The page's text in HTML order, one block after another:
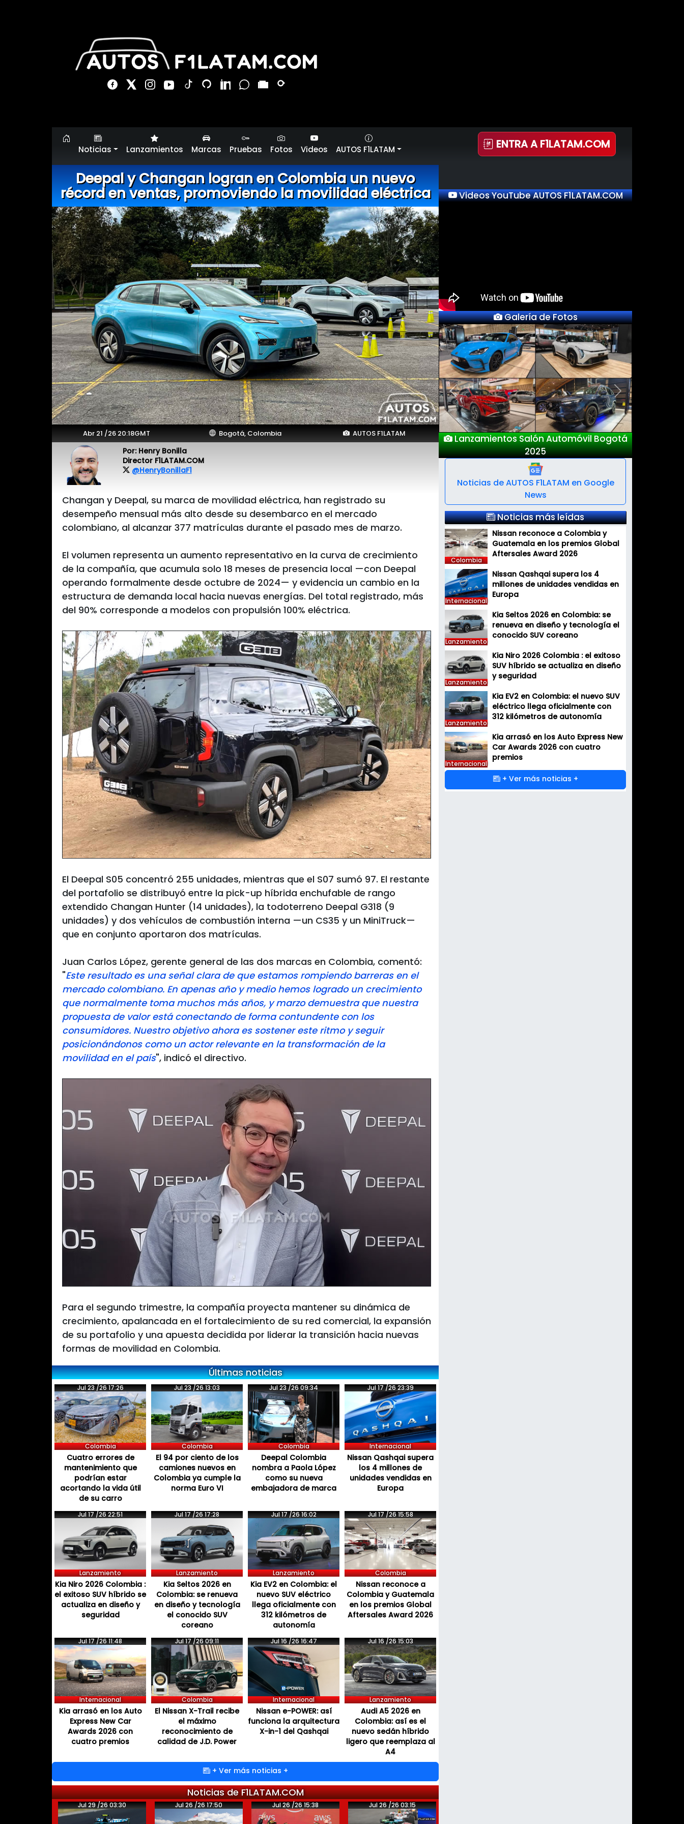
Noticias Lanzamientos Marcas Pruebas Fotos Videos AUTOS F1LATAM ENTRA A F1LATAM.COM
Deepal y Changan logran en Colombia un nuevo
récord en ventas, promoviendo la movilidad eléctrica
Abr 21 /26 20:18GMT Bogotá, Colombia AUTOS F1LATAM
Por: Henry Bonilla
Director F1LATAM.COM
@HenryBonillaF1
Changan y Deepal, su marca de movilidad eléctrica, han registrado su
desempeño mensual más alto desde su desembarco en el mercado
colombiano, al alcanzar 377 matrículas durante el pasado mes de marzo.
El volumen representa un aumento representativo en la curva de crecimiento
de la compañía, que acumula solo 18 meses de presencia local —con Deepal
operando formalmente desde octubre de 2024— y evidencia un cambio en la
estructura de demanda local hacia nuevas energías. Del total registrado, más
del 90% corresponde a modelos con propulsión 100% eléctrica.
El Deepal S05 concentró 255 unidades, mientras que el S07 sumó 97. El restante
del portafolio se distribuyó entre la pick-up híbrida enchufable de rango
extendido Changan Hunter (14 unidades), la todoterreno Deepal G318 (9
unidades) y dos vehículos de combustión interna —un CS35 y un MiniTruck—
que en conjunto aportaron dos matrículas.
Juan Carlos López, gerente general de las dos marcas en Colombia, comentó:
"Este resultado es una señal clara de que estamos rompiendo barreras en el
mercado colombiano. En apenas año y medio hemos logrado un crecimiento
que normalmente toma muchos más años, y marzo demuestra que nuestra
propuesta de valor está conectando de forma contundente con los
consumidores. Nuestro objetivo ahora es sostener este ritmo y seguir
posicionándonos como un actor relevante en la transformación de la
movilidad en el país", indicó el directivo.
Para el segundo trimestre, la compañía proyecta mantener su dinámica de
crecimiento, apalancada en el fortalecimiento de su red comercial, la expansión
de su portafolio y una apuesta decidida por liderar la transición hacia nuevas
formas de movilidad en Colombia.
Últimas noticias
Jul 23 /26 17:26
Colombia
Cuatro errores de
mantenimiento que
podrían estar
acortando la vida útil
de su carro
Jul 23 /26 13:03
Colombia
El 94 por ciento de los
camiones nuevos en
Colombia ya cumple la
norma Euro VI
Jul 23 /26 09:34
Colombia
Deepal Colombia
nombra a Paola López
como su nueva
embajadora de marca
Jul 17 /26 23:39
Internacional
Nissan Qashqai supera
los 4 millones de
unidades vendidas en
Europa
Jul 17 /26 22:51
Lanzamiento
Kia Niro 2026 Colombia :
el exitoso SUV híbrido se
actualiza en diseño y
seguridad
Jul 17 /26 17:28
Lanzamiento
Kia Seltos 2026 en
Colombia: se renueva
en diseño y tecnología
el conocido SUV
coreano
Jul 17 /26 16:02
Lanzamiento
Kia EV2 en Colombia: el
nuevo SUV eléctrico
llega oficialmente con
312 kilómetros de
autonomía
Jul 17 /26 15:58
Colombia
Nissan reconoce a
Colombia y Guatemala
en los premios Global
Aftersales Award 2026
Jul 17 /26 11:48
Internacional
Kia arrasó en los Auto
Express New Car
Awards 2026 con
cuatro premios
Jul 17 /26 09:11
Colombia
El Nissan X-Trail recibe
el máximo
reconocimiento de
calidad de J.D. Power
Jul 16 /26 16:47
Internacional
Nissan e-POWER: así
funciona la arquitectura
X-in-1 del Qashqai
Jul 16 /26 15:03
Lanzamiento
Audi A5 2026 en
Colombia: así es el
nuevo sedán híbrido
ligero que reemplaza al
A4
+ Ver más noticias +
Videos YouTube AUTOS F1LATAM.COM
Galería de Fotos
Lanzamientos Salón Automóvil Bogotá
2025
Previous Next
Noticias de AUTOS F1LATAM en Google
News
Noticias más leídas
Colombia
Nissan reconoce a Colombia y
Guatemala en los premios Global
Aftersales Award 2026
Internacional
Nissan Qashqai supera los 4
millones de unidades vendidas en
Europa
Lanzamiento
Kia Seltos 2026 en Colombia: se
renueva en diseño y tecnología el
conocido SUV coreano
Lanzamiento
Kia Niro 2026 Colombia : el exitoso
SUV híbrido se actualiza en diseño
y seguridad
Lanzamiento
Kia EV2 en Colombia: el nuevo SUV
eléctrico llega oficialmente con
312 kilómetros de autonomía
Internacional
Kia arrasó en los Auto Express New
Car Awards 2026 con cuatro
premios
+ Ver más noticias +
Noticias de F1LATAM.COM
Jul 29 /26 03:30 Jul 26 /26 17:50 Jul 26 /26 15:38 Jul 26 /26 03:15